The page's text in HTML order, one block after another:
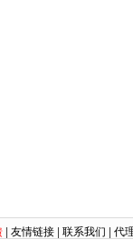
友情链接 联系我们 代